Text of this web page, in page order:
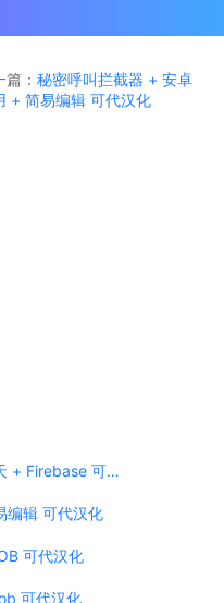
： 秘密呼叫拦截器 + 安卓
+ 简易编辑 可代汉化
近店1.2.2版 实时优惠、活动和聊天 + Firebase 可代汉化
编辑 可代汉化
可代汉化
可代汉化